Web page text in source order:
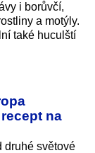
i borůvčí,
a motýly.
také huculští
na
druhé světové